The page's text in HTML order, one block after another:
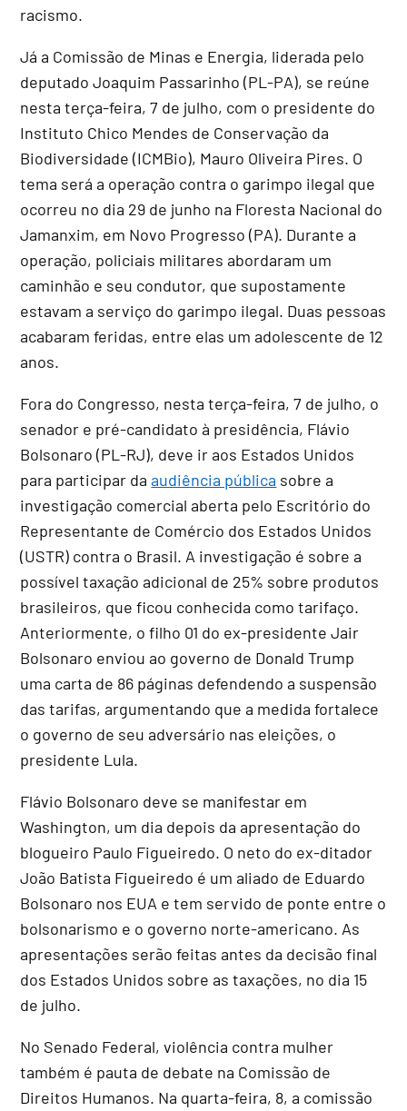
racismo.
Já a Comissão de Minas e Energia, liderada pelo
deputado Joaquim Passarinho (PL-PA), se reúne
nesta terça-feira, 7 de julho, com o presidente do
Instituto Chico Mendes de Conservação da
Biodiversidade (ICMBio), Mauro Oliveira Pires. O
tema será a operação contra o garimpo ilegal que
ocorreu no dia 29 de junho na Floresta Nacional do
Jamanxim, em Novo Progresso (PA). Durante a
operação, policiais militares abordaram um
caminhão e seu condutor, que supostamente
estavam a serviço do garimpo ilegal. Duas pessoas
acabaram feridas, entre elas um adolescente de 12
anos.
Fora do Congresso, nesta terça-feira, 7 de julho, o
senador e pré-candidato à presidência, Flávio
Bolsonaro (PL-RJ), deve ir aos Estados Unidos
para participar daaudiência pública sobre a
investigação comercial aberta pelo Escritório do
Representante de Comércio dos Estados Unidos
(USTR) contra o Brasil. A investigação é sobre a
possível taxação adicional de 25% sobre produtos
brasileiros, que ficou conhecida como tarifaço.
Anteriormente, o filho 01 do ex-presidente Jair
Bolsonaro enviou ao governo de Donald Trump
uma carta de 86 páginas defendendo a suspensão
das tarifas, argumentando que a medida fortalece
o governo de seu adversário nas eleições, o
presidente Lula.
Flávio Bolsonaro deve se manifestar em
Washington, um dia depois da apresentação do
blogueiro Paulo Figueiredo. O neto do ex-ditador
João Batista Figueiredo é um aliado de Eduardo
Bolsonaro nos EUA e tem servido de ponte entre o
bolsonarismo e o governo norte-americano. As
apresentações serão feitas antes da decisão final
dos Estados Unidos sobre as taxações, no dia 15
de julho.
No Senado Federal, violência contra mulher
também é pauta de debate na Comissão de
Direitos Humanos. Na quarta-feira, 8, a comissão